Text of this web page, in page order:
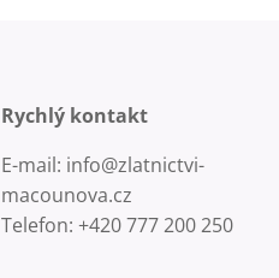
Rychlý kontakt
E-mail: info@zlatnictvi-
macounova.cz
Telefon: +420 777 200 250